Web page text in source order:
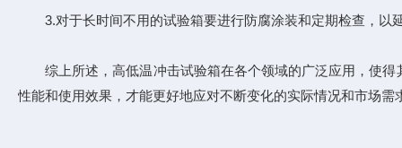
3.对于长时间不用的试验箱要进行防腐涂装和定期检查，以
综上所述，高低温冲击试验箱在各个领域的广泛应用，使得
性能和使用效果，才能更好地应对不断变化的实际情况和市场需